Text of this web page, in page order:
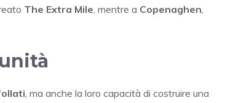
The Extra Mile, mentre a Copenaghen,
, ma anche la loro capacità di costruire una